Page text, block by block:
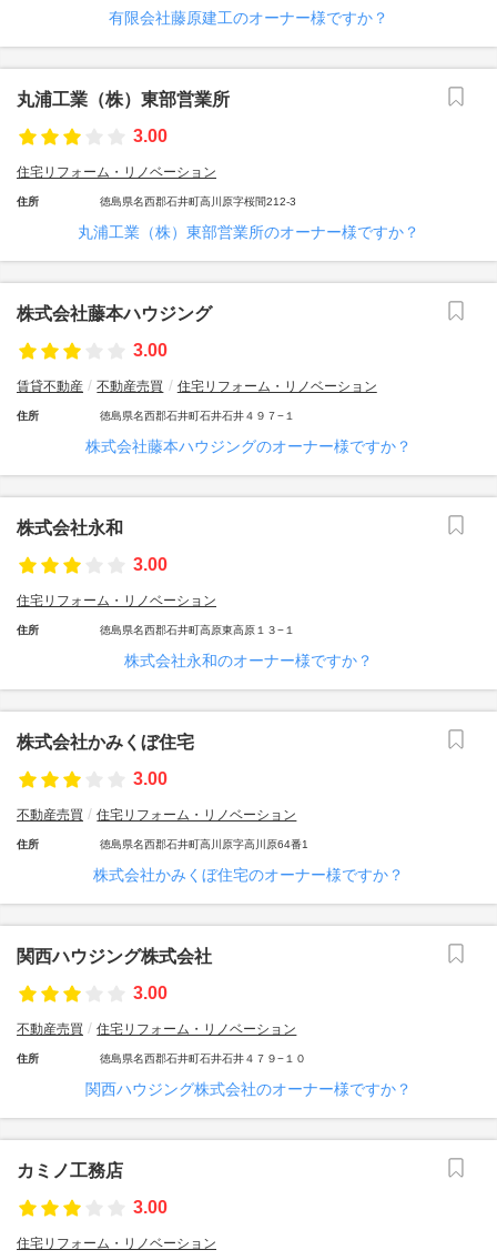
有限会社藤原建工のオーナー様ですか？
丸浦工業（株）東部営業所
3.00
住宅リフォーム・リノベーション
住所 徳島県名西郡石井町高川原字桜間212-3
丸浦工業（株）東部営業所のオーナー様ですか？
株式会社藤本ハウジング
3.00
賃貸不動産 不動産売買 住宅リフォーム・リノベーション
住所 徳島県名西郡石井町石井石井４９７−１
株式会社藤本ハウジングのオーナー様ですか？
株式会社永和
3.00
住宅リフォーム・リノベーション
住所 徳島県名西郡石井町高原東高原１３−１
株式会社永和のオーナー様ですか？
株式会社かみくぼ住宅
3.00
不動産売買 住宅リフォーム・リノベーション
住所 徳島県名西郡石井町高川原字高川原64番1
株式会社かみくぼ住宅のオーナー様ですか？
関西ハウジング株式会社
3.00
不動産売買 住宅リフォーム・リノベーション
住所 徳島県名西郡石井町石井石井４７９−１０
関西ハウジング株式会社のオーナー様ですか？
カミノ工務店
3.00
住宅リフォーム・リノベーション